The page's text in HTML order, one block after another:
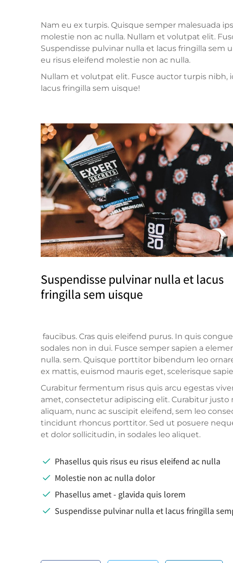
Nam eu ex turpis. Quisque semper malesuada
molestie non ac nulla. Nullam et volutpat elit.
Suspendisse pulvinar nulla et lacus fringilla sem
eu risus eleifend molestie non ac nulla.
Nullam et volutpat elit. Fusce auctor turpis
lacus fringilla sem uisque!
Suspendisse pulvinar nulla et lacus
fringilla sem uisque
faucibus. Cras quis eleifend purus. In quis
sodales non in dui. Fusce semper sapien a
nulla. sem. Quisque porttitor bibendum leo
ex mattis, euismod mauris eget, scelerisque
Curabitur fermentum risus quis arcu egestas
amet, consectetur adipiscing elit. Curabitur
aliquam, nunc ac suscipit eleifend, sem leo
tincidunt rhoncus porttitor. Sed ut posuere
et dolor sollicitudin, in sodales leo aliquet.
Phasellus quis risus eu risus eleifend ac nulla
Molestie non ac nulla dolor
Phasellus amet - glavida quis lorem
Suspendisse pulvinar nulla et lacus fringilla